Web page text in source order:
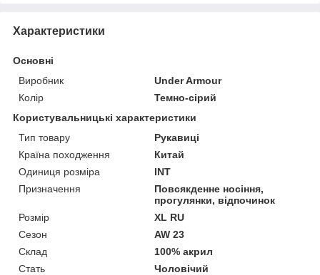
Характеристики
Основні
Виробник
Under Armour
Колір
Темно-сірий
Користувальницькі характеристики
Тип товару
Рукавиці
Країна походження
Китай
Одиниця розміра
INT
Призначення
Повсякденне носіння,
прогулянки, відпочинок
Розмір
XL RU
Сезон
AW 23
Склад
100% акрил
Стать
Чоловічий